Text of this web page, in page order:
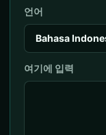
언어
여기에 입력